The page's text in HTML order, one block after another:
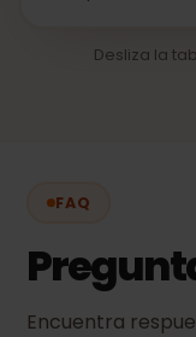
Desliza la
FAQ
Encuentra